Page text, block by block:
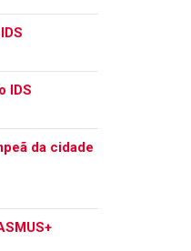
IDS
da cidade